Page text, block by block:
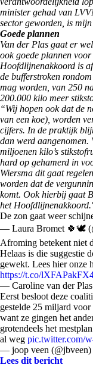
minister gehad van
sector geworden, is
Goede plannen
Van der Plas gaat er
ook goede plannen
Hoofdlijnenakkoord is
de bufferstroken
mag worden, van 250
200.000 kilo meer
“Wij hopen ook dat de
van een koe), worden
cijfers. In de praktijk
dan werd
miljoenen kilo’s
hard op gehamerd in
Wiersma dit gaat
worden dat de
komt. Ook hierbij gaat
het
De zon gaat weer
— Laura Bromet 🍀🕊
Afroming betekent niet
Helaas is die suggestie
gewekt. Lees hier onze
https://t.co/
— Caroline van der
Eerst besloot deze
gestelde 25 miljard
want ze gingen het
grotendeels het
al weg pic.twitter.com/
— joop veen (@jbveen)
Lees dit bericht